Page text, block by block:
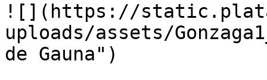
![](https://
uploads/assets/
de Gauna")